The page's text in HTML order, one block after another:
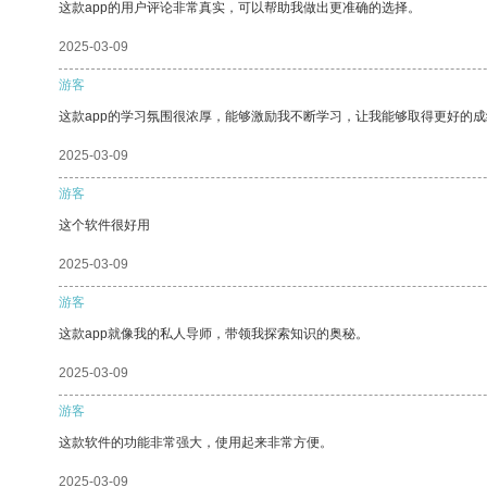
这款app的用户评论非常真实，可以帮助我做出更准确的选择。
2025-03-09
游客
这款app的学习氛围很浓厚，能够激励我不断学习，让我能够取得更好的
2025-03-09
游客
这个软件很好用
2025-03-09
游客
这款app就像我的私人导师，带领我探索知识的奥秘。
2025-03-09
游客
这款软件的功能非常强大，使用起来非常方便。
2025-03-09